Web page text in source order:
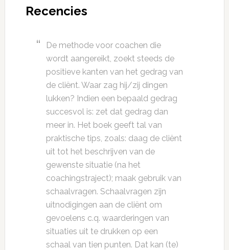
Recencies
De methode voor coachen die
wordt aangereikt, zoekt steeds de
positieve kanten van het gedrag van
de cliënt. Waar zag hij/zij dingen
lukken? Indien een bepaald gedrag
succesvol is: zet dat gedrag dan
meer in. Het boek geeft tal van
praktische tips, zoals: daag de cliënt
uit tot het beschrijven van de
gewenste situatie (na het
coachingstraject); maak gebruik van
schaalvragen. Schaalvragen zijn
uitnodigingen aan de cliënt om
gevoelens c.q. waarderingen van
situaties uit te drukken op een
schaal van tien punten. Dat kan (te)